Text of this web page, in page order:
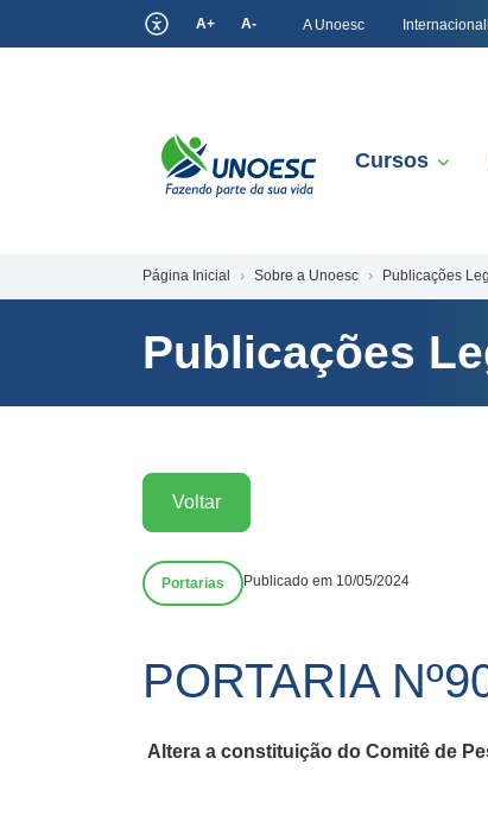
A+ A- A Unoesc
Cursos
Página Inicial Sobre a Unoesc Publicações
Publicações
Voltar
Portarias Publicado em 10/05/2024
PORTARIA
Altera a constituição do Comitê de